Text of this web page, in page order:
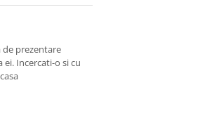
de prezentare
Incercati-o si cu